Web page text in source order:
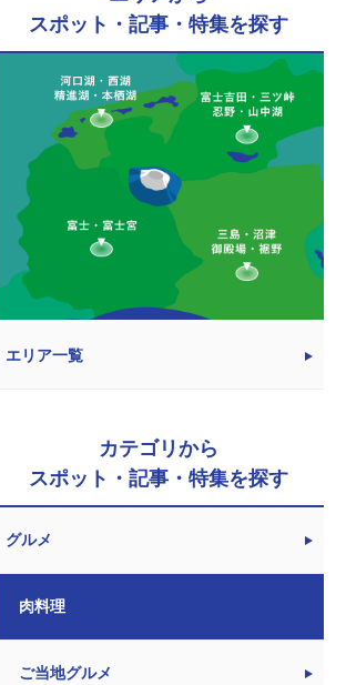
スポット・記事・特集を探す
エリア一覧
カテゴリから
スポット・記事・特集を探す
グルメ
肉料理
ご当地グルメ